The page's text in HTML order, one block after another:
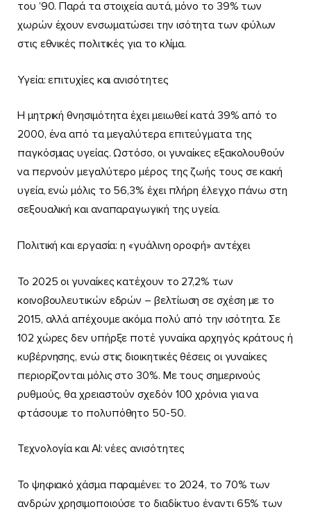
του ’90. Παρά τα στοιχεία αυτά, μόνο το 39% των
χωρών έχουν ενσωματώσει την ισότητα των φύλων
στις εθνικές πολιτικές για το κλίμα.
Υγεία: επιτυχίες και ανισότητες
Η μητρική θνησιμότητα έχει μειωθεί κατά 39% από το
2000, ένα από τα μεγαλύτερα επιτεύγματα της
παγκόσμιας υγείας. Ωστόσο, οι γυναίκες εξακολουθούν
να περνούν μεγαλύτερο μέρος της ζωής τους σε κακή
υγεία, ενώ μόλις το 56,3% έχει πλήρη έλεγχο πάνω στη
σεξουαλική και αναπαραγωγική της υγεία.
Πολιτική και εργασία: η «γυάλινη οροφή» αντέχει
Το 2025 οι γυναίκες κατέχουν το 27,2% των
κοινοβουλευτικών εδρών – βελτίωση σε σχέση με το
2015, αλλά απέχουμε ακόμα πολύ από την ισότητα. Σε
102 χώρες δεν υπήρξε ποτέ γυναίκα αρχηγός κράτους ή
κυβέρνησης, ενώ στις διοικητικές θέσεις οι γυναίκες
περιορίζονται μόλις στο 30%. Με τους σημερινούς
ρυθμούς, θα χρειαστούν σχεδόν 100 χρόνια για να
φτάσουμε το πολυπόθητο 50-50.
Τεχνολογία και AI: νέες ανισότητες
Το ψηφιακό χάσμα παραμένει: το 2024, το 70% των
ανδρών χρησιμοποιούσε το διαδίκτυο έναντι 65% των